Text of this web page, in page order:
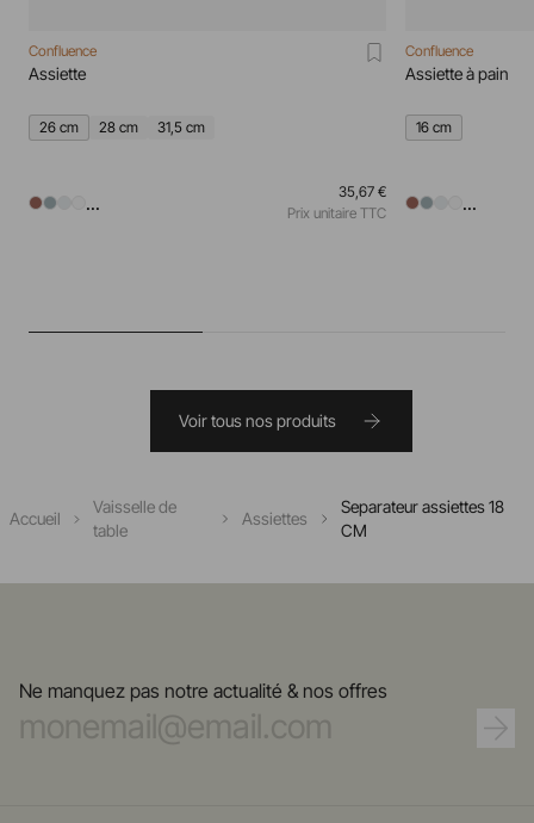
Confluence
Assiette
26 cm 28 cm 31,5 cm
...
35,67 €
Prix unitaire TTC
Confluence
Assiette à pain
16 cm
...
Voir tous nos produits
Accueil
Vaisselle de
table
Assiettes
Separateur assiettes 18
CM
Ne manquez pas notre actualité & nos offres